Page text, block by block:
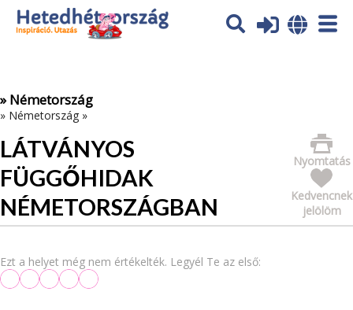
Az oldal sütiket (cookies) használ. További tájékoztatás itt:
Adatvédelmi tájékoztató
» Németország
» Németország »
LÁTVÁNYOS
FÜGGŐHIDAK
NÉMETORSZÁGBAN
Nyomtatás
Kedvencnek
jelölöm
Ezt a helyet még nem értékelték. Legyél Te az első: